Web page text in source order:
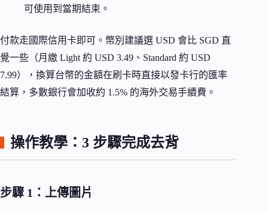
可使用到當期結束。
付款走國際信用卡即可。幣別建議選 USD 會比 SGD 直
覺一些（月繳 Light 約 USD 3.49、Standard 約 USD
7.99），換算台幣的金額在刷卡時直接以發卡行的匯率
結算，多數銀行會加收約 1.5% 的海外交易手續費。
操作教學：3 步驟完成去背
步驟 1：上傳圖片